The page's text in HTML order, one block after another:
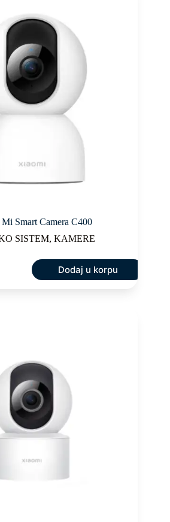
Smart Camera C400
SISTEM,KAMERE
Dodaj u korpu